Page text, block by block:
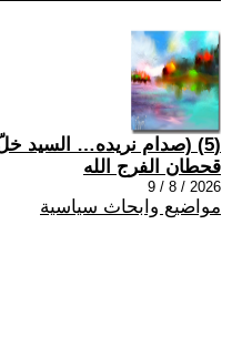
(5) (صدام نريده… السيد خلّ يتكتر)
قحطان الفرج الله
2026 / 8 / 9
مواضيع وابحاث سياسية